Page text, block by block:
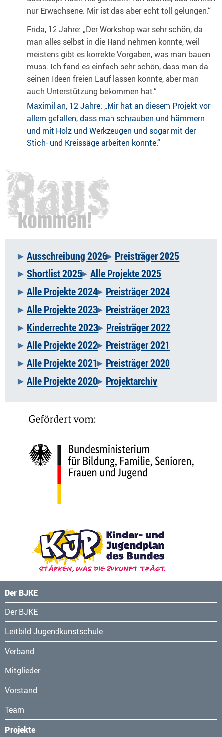
nur Erwachsene. Mir ist das aber echt toll gelungen.“
Frida, 12 Jahre: „Der Workshop war sehr schön, da
man alles selbst in die Hand nehmen konnte, weil
meistens gibt es korrekte Vorgaben, was man bauen
muss. Ich fand es einfach sehr schön, dass man da
seinen Ideen freien Lauf lassen konnte, aber man
auch Unterstützung bekommen hat.“
Maximilian, 12 Jahre: „Mir hat an diesem Projekt vor
allem gefallen, dass man schrauben und hämmern
und mit Holz und Werkzeugen und sogar mit der
Stich- und Kreissäge arbeiten konnte.“
Navigation
überspringen
Ausschreibung 2026
Preisträger 2025
Shortlist 2025 Alle Projekte 2025
Alle Projekte 2024
Preisträger 2024
Alle Projekte 2023
Preisträger 2023
Kinderrechte 2023
Preisträger 2022
Alle Projekte 2022
Preisträger 2021
Alle Projekte 2021
Preisträger 2020
Alle Projekte 2020
Projektarchiv
Der BJKE
Navigation
überspringen
Der BJKE
Leitbild Jugendkunstschule
Verband
Mitglieder
Vorstand
Team
Projekte